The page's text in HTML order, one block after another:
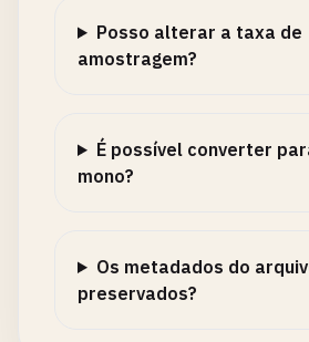
Posso alterar a taxa de
amostragem?
É possível converter
mono?
Os metadados do
preservados?